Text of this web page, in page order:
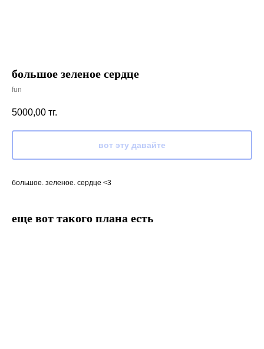
большое зеленое сердце
fun
5000,00 тг.
вот эту давайте
большое. зеленое. сердце <3
еще вот такого плана есть